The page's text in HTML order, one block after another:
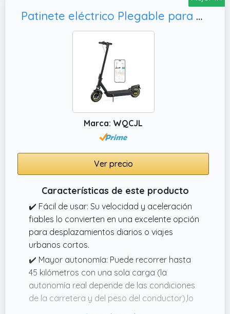
Patinete eléctrico Plegable para Adultos, controlable a través de la aplicación
Marca: WQCJL
Ver precio
Características de este producto
✔️ Fácil de usar: Su velocidad y aceleración
fiables lo convierten en una excelente opción
para desplazamientos diarios o viajes
urbanos cortos.
✔️ Mayor autonomía: Puede recorrer hasta
45 kilómetros con una sola carga (la
autonomía real depende de las condiciones
de la carretera y del peso del conductor),lo